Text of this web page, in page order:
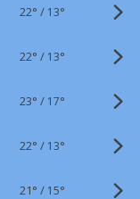
22° / 13°
22° / 13°
23° / 17°
22° / 13°
21° / 15°